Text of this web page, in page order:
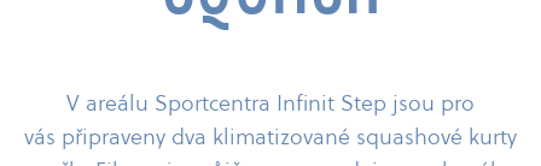
V areálu Sportcentra Infinit Step jsou pro
vás připraveny dva klimatizované squashové kurty